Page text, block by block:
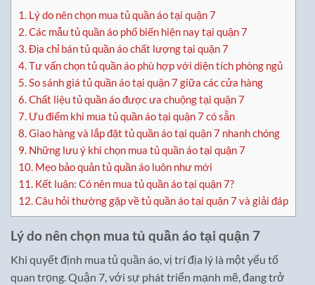
1. Lý do nên chọn mua tủ quần áo tại quận 7
2.Các mẫu tủ quần áo phổ biến hiện nay tại quận 7
3.Địa chỉ bán tủ quần áo chất lượng tại quận 7
4.Tư vấn chọn tủ quần áo phù hợp với diện tích phòng ngủ
5.So sánh giá tủ quần áo tại quận 7 giữa các cửa hàng
6.Chất liệu tủ quần áo được ưa chuộng tại quận 7
7. Ưu điểm khi mua tủ quần áo tại quận 7 có sẵn
8.Giao hàng và lắp đặt tủ quần áo tại quận 7 nhanh chóng
9. Những lưu ý khi chọn mua tủ quần áo tại quận 7
10. Mẹo bảo quản tủ quần áo luôn như mới
11. Kết luận: Có nên mua tủ quần áo tại quận 7?
12.Câu hỏi thường gặp về tủ quần áo tại quận 7 và giải đáp
Lý do nên chọn mua tủ quần áo tại quận 7
Khi quyết định mua tủ quần áo, vị trí địa lý là một yếu tố
quan trọng. Quận 7, với sự phát triển mạnh mẽ, đang trở